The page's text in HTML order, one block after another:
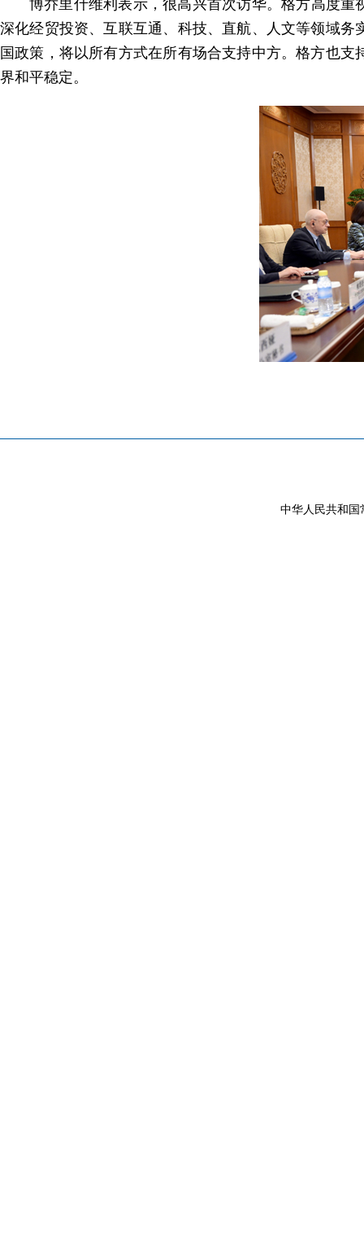
博乔里什维利表示，很高兴首次访华。格方高度
深化经贸投资、互联互通、科技、直航、人文等领域
国政策，将以所有方式在所有场合支持中方。格方也
界和平稳定。
中华人民共和国